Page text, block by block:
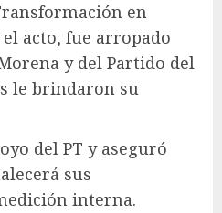
en
acto, fue arropado
y del Partido del
le brindaron su
del PT y aseguró
sus
interna.